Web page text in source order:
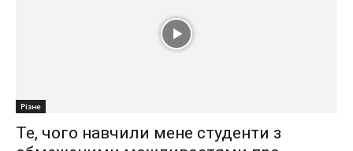
Різне
Те, чого навчили мене студенти з